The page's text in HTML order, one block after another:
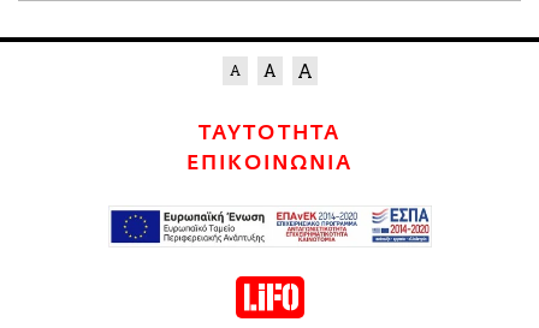
ΤΑΥΤΟΤΗΤΑ
ΕΠΙΚΟΙΝΩΝΙΑ